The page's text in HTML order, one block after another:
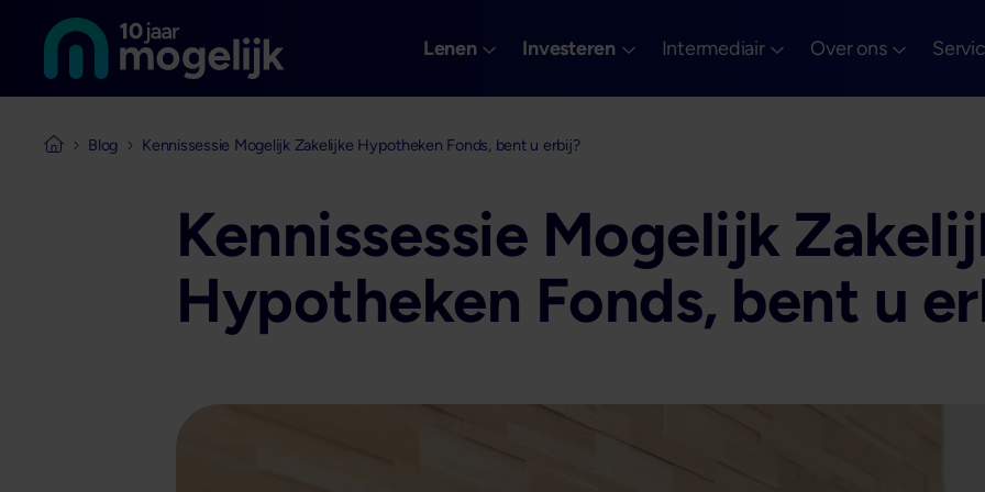
Overslaan en naar de inhoud gaan
Naar de homepage van
Lenen Investeren Intermediair Over ons
Naar de homepage van Mogelijk Vastgoedfinancieringen
Blog Kennissessie Mogelijk Zakelijke Hypotheken Fonds, bent u erbij?
Kennissessie Mogelijk
Hypotheken Fonds, bent u